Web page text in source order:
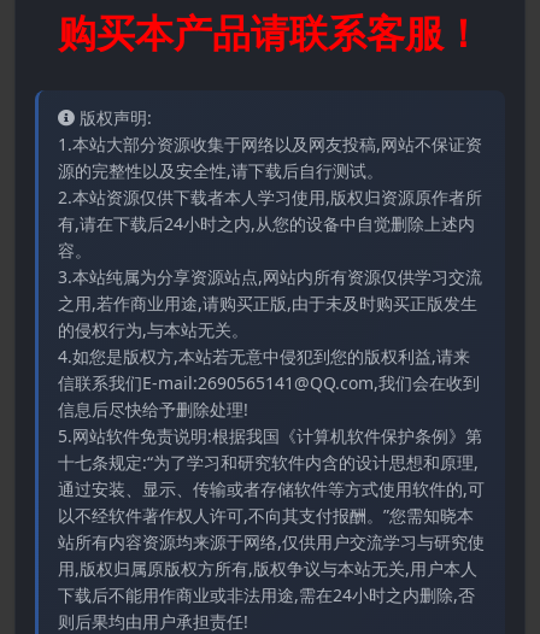
购买本产品请联系客服！
版权声明:
1.本站大部分资源收集于网络以及网友投稿,网站不保证资
源的完整性以及安全性,请下载后自行测试。
2.本站资源仅供下载者本人学习使用,版权归资源原作者所
有,请在下载后24小时之内,从您的设备中自觉删除上述内
容。
3.本站纯属为分享资源站点,网站内所有资源仅供学习交流
之用,若作商业用途,请购买正版,由于未及时购买正版发生
的侵权行为,与本站无关。
4.如您是版权方,本站若无意中侵犯到您的版权利益,请来
信联系我们E-mail:2690565141@QQ.com,我们会在收到
信息后尽快给予删除处理!
5.网站软件免责说明:根据我国《计算机软件保护条例》第
十七条规定:“为了学习和研究软件内含的设计思想和原理,
通过安装、显示、传输或者存储软件等方式使用软件的,可
以不经软件著作权人许可,不向其支付报酬。”您需知晓本
站所有内容资源均来源于网络,仅供用户交流学习与研究使
用,版权归属原版权方所有,版权争议与本站无关,用户本人
下载后不能用作商业或非法用途,需在24小时之内删除,否
则后果均由用户承担责任!